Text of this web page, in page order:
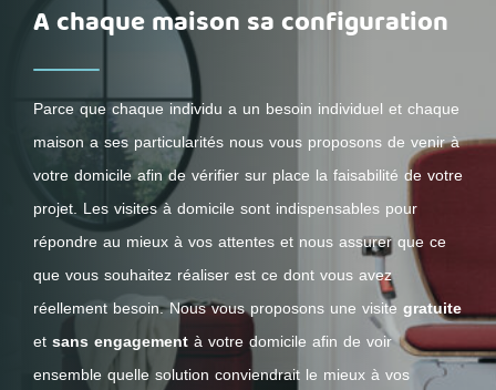
A chaque maison sa configuration
Parce que chaque individu a un besoin individuel et chaque
maison a ses particularités nous vous proposons de venir à
votre domicile afin de vérifier sur place la faisabilité de votre
projet. Les visites à domicile sont indispensables pour
répondre au mieux à vos attentes et nous assurer que ce
que vous souhaitez réaliser est ce dont vous avez
réellement besoin. Nous vous proposons une visite gratuite
et sans engagement à votre domicile afin de voir
ensemble quelle solution conviendrait le mieux à vos